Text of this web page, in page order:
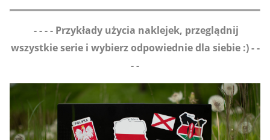
- - - - Przykłady użycia naklejek, przeglądnij
wszystkie serie i wybierz odpowiednie dla siebie :) - -
- -